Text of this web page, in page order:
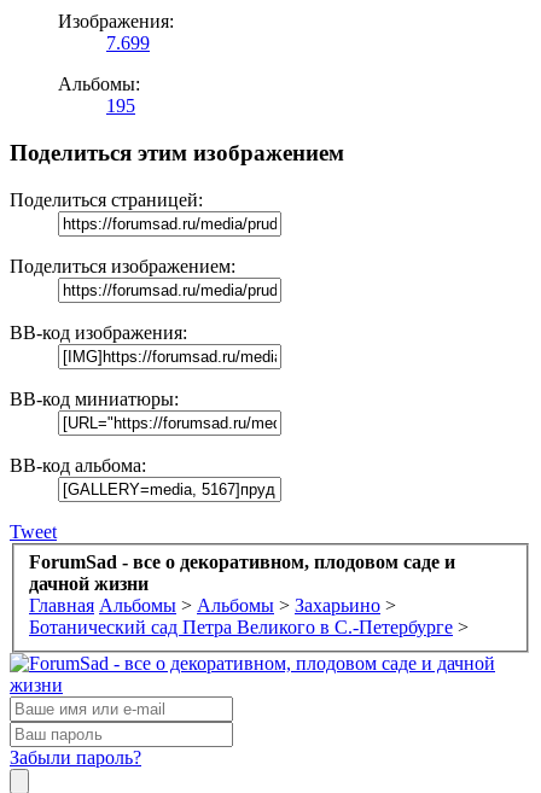
Изображения:
7.699
Альбомы:
195
Поделиться этим изображением
Поделиться страницей:
Поделиться изображением:
BB-код изображения:
BB-код миниатюры:
BB-код альбома:
Tweet
ForumSad - все о декоративном, плодовом саде и
дачной жизни
Главная Альбомы > Альбомы > Захарьино >
Ботанический сад Петра Великого в С.-Петербурге >
Забыли пароль?